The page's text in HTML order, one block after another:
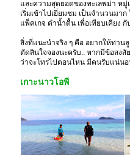
และความสุดยอดของทะเลพม่า หมู่
เริ่มเข้าไปเยี่ยมชม เป็นจำนวนมา
แพ็คเกจ ดำน้ำตื้น เพื่อเทียบเคียง
สิ่งที่แนะนำจริง ๆ คือ อยากให้ท่าน
ตัดสินใจจองนะครับ.. หากมีข้อสงสั
ว่าจะโทรไปตอนไหน มีคนรับแน่น
เกาะนาวโอพี